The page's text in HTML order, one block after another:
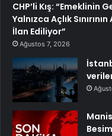
CHP’li Kış: “Emeklinin
Yalnızca Açlık
İlan Ediliyor”
Ağustos 7, 2026